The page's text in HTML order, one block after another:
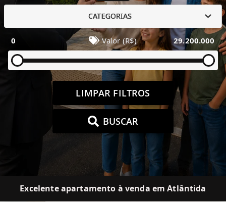
CATEGORIAS
0 Valor (R$) 29.200.000
LIMPAR FILTROS
BUSCAR
Excelente apartamento à venda em Atlântida